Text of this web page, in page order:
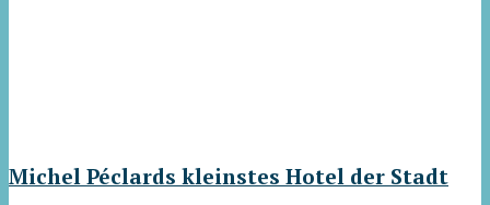
Michel Péclards kleinstes Hotel der Stadt